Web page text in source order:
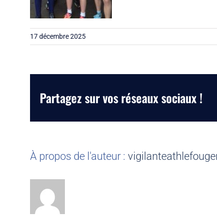
17 décembre 2025
Partagez sur vos réseaux sociaux !
À propos de l'auteur :